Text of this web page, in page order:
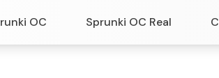
OC Sprunki OC Real